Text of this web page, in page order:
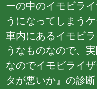
ーの中のイモビラ
うになってしまう
車内にあるイモビ
うなものなので、
なのでイモビライ
タが悪いか』の診